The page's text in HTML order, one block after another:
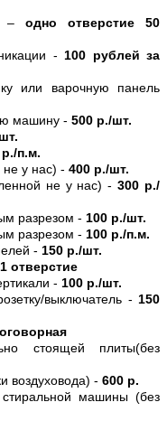
–одно отверстие 50
- 100 рублей за
или варочную панель
машину - 500 р./шт.
р./п.м.
у нас) - 400 р./шт.
не у нас) -300 р./
разрезом - 100 р./шт.
разрезом - 100 р./п.м.
- 150 р./шт.
отверстие
- 100 р./шт.
выключатель - 150
стоящей плиты(без
воздуховода) - 600 р.
машины (без